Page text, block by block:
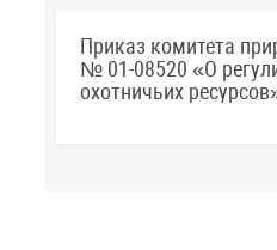
Приказ комитета
№ 01-08520 «О
охотничьих